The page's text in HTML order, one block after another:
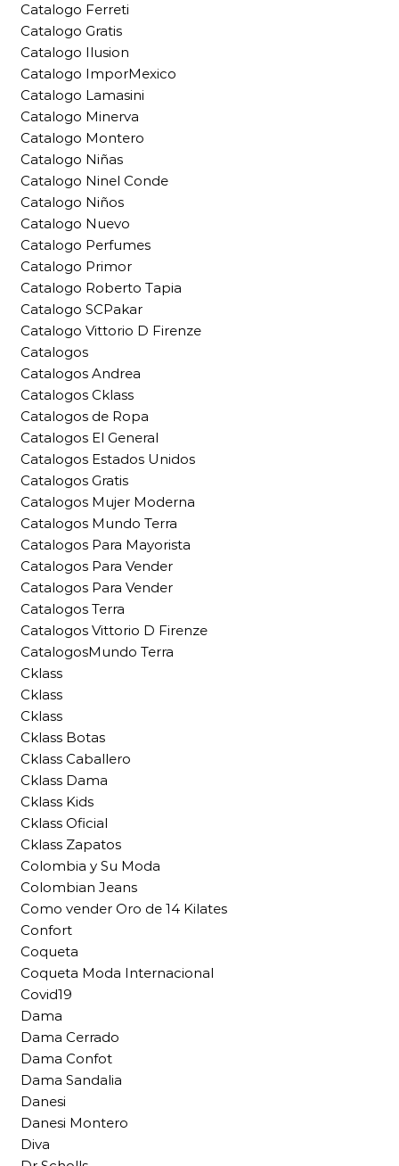
Catalogo Ferreti
Catalogo Gratis
Catalogo Ilusion
Catalogo ImporMexico
Catalogo Lamasini
Catalogo Minerva
Catalogo Montero
Catalogo Niñas
Catalogo Ninel Conde
Catalogo Niños
Catalogo Nuevo
Catalogo Perfumes
Catalogo Primor
Catalogo Roberto Tapia
Catalogo SCPakar
Catalogo Vittorio D Firenze
Catalogos
Catalogos Andrea
Catalogos Cklass
Catalogos de Ropa
Catalogos El General
Catalogos Estados Unidos
Catalogos Gratis
Catalogos Mujer Moderna
Catalogos Mundo Terra
Catalogos Para Mayorista
Catalogos Para Vender
Catalogos Para Vender
Catalogos Terra
Catalogos Vittorio D Firenze
CatalogosMundo Terra
Cklass
Cklass
Cklass
Cklass Botas
Cklass Caballero
Cklass Dama
Cklass Kids
Cklass Oficial
Cklass Zapatos
Colombia y Su Moda
Colombian Jeans
Como vender Oro de 14 Kilates
Confort
Coqueta
Coqueta Moda Internacional
Covid19
Dama
Dama Cerrado
Dama Confot
Dama Sandalia
Danesi
Danesi Montero
Diva